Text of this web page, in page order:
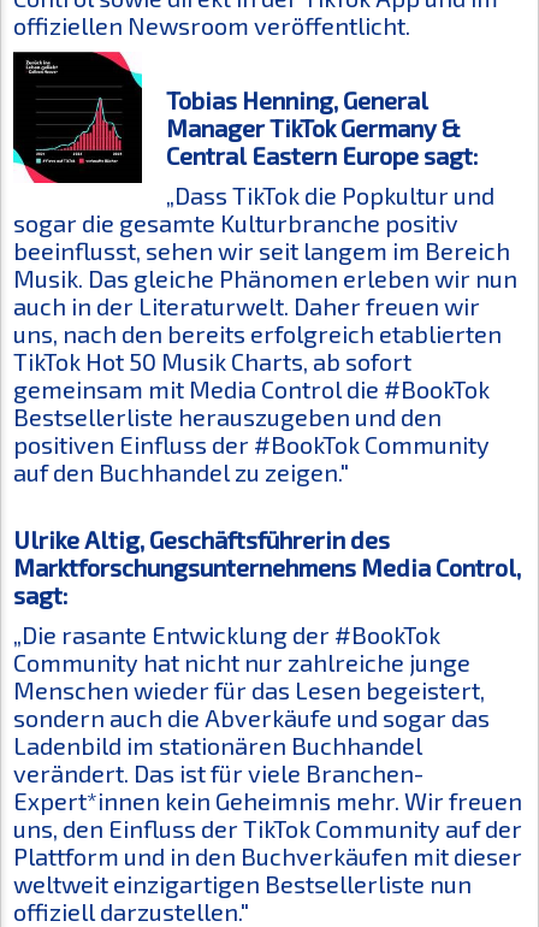
offiziellen Newsroom veröffentlicht.
Tobias Henning, General
Manager TikTok Germany &
Central Eastern Europe sagt:
„Dass TikTok die Popkultur und
sogar die gesamte Kulturbranche positiv
beeinflusst, sehen wir seit langem im Bereich
Musik. Das gleiche Phänomen erleben wir nun
auch in der Literaturwelt. Daher freuen wir
uns, nach den bereits erfolgreich etablierten
TikTok Hot 50 Musik Charts, ab sofort
gemeinsam mit Media Control die #BookTok
Bestsellerliste herauszugeben und den
positiven Einfluss der #BookTok Community
auf den Buchhandel zu zeigen."
Ulrike Altig, Geschäftsführerin des
Marktforschungsunternehmens Media Control,
sagt:
„Die rasante Entwicklung der #BookTok
Community hat nicht nur zahlreiche junge
Menschen wieder für das Lesen begeistert,
sondern auch die Abverkäufe und sogar das
Ladenbild im stationären Buchhandel
verändert. Das ist für viele Branchen-
Expert*innen kein Geheimnis mehr. Wir freuen
uns, den Einfluss der TikTok Community auf der
Plattform und in den Buchverkäufen mit dieser
weltweit einzigartigen Bestsellerliste nun
offiziell darzustellen."